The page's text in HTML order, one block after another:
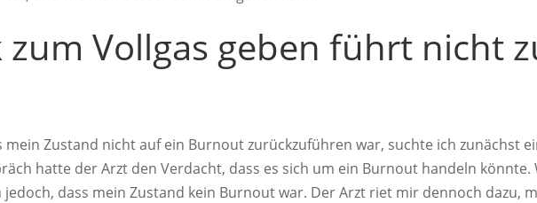
zum Vollgas geben führt nicht
mein Zustand nicht auf ein Burnout zurückzuführen war, suchte ich zunächst
hatte der Arzt den Verdacht, dass es sich um ein Burnout handeln könnte.
dass mein Zustand kein Burnout war. Der Arzt riet mir dennoch dazu,